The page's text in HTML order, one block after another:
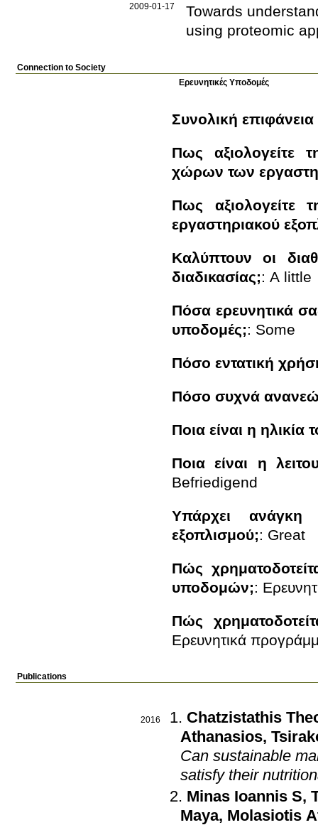
2009-01-17
Towards
using proteomic
Connection to Society
Ερευνητικές Υποδομές
Συνολική
Πως αξιολογείτε
χώρων των
Πως αξιολογείτε
εργαστηριακού
Καλύπτουν οι
διαδικασίας;: A little
Πόσα ερευνητικά
υποδομές;: Some
Πόσο εντατική
Πόσο συχνά
Ποια είναι η
Ποια είναι η
Befriedigend
Υπάρχει ανάγκη
εξοπλισμού;: Great
Πώς
υποδομών;:
Πώς
Ερευνητικά
Publications
2016
Chatzistathis
Athanasios,
Can sustainable
satisfy their
Minas Ioannis S,
Maya, Molasiotis